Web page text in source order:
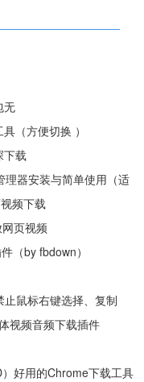
无
（方便切换 ）
下载
器安装与简单使用（适
频下载
页视频
（by fbdown）
鼠标右键选择、复制
视频音频下载插件
好用的Chrome下载工具